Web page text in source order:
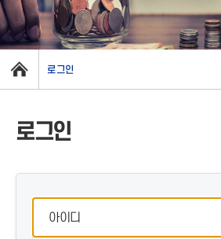
로그인
로그인